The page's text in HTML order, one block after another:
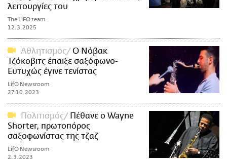
λειτουργίες του
The LiFO team
12.3.2025
Αθλητισμός
Ο Νόβακ
Τζόκοβιτς έπαιξε σαξόφωνο-
Ευτυχώς έγινε τενίστας
LifO Newsroom
27.10.2023
Πολιτισμός
Πέθανε ο Wayne
Shorter, πρωτοπόρος
σαξοφωνίστας της τζαζ
LifO Newsroom
2.3.2023